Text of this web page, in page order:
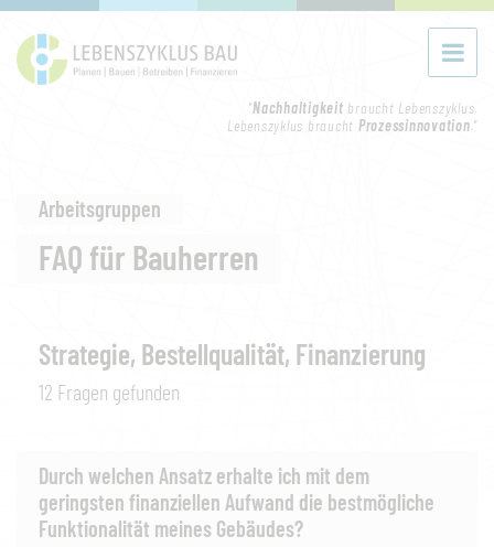
"Nachhaltigkeit braucht Lebenszyklus.
Lebenszyklus braucht Prozessinnovation."
Arbeitsgruppen
FAQ für Bauherren
Strategie, Bestellqualität, Finanzierung
12 Fragen gefunden
Durch welchen Ansatz erhalte ich mit dem
geringsten finanziellen Aufwand die bestmögliche
Funktionalität meines Gebäudes?